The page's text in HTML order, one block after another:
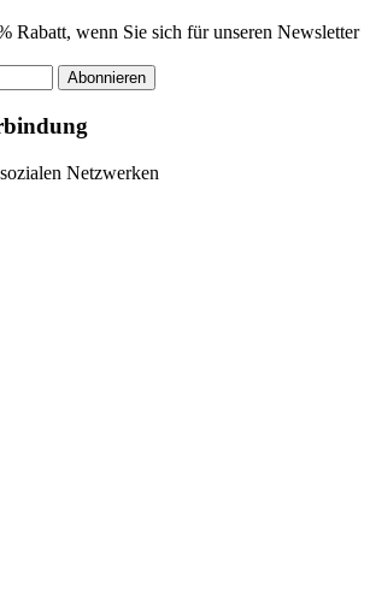
Rabatt, wenn Sie sich für unseren Newsletter
Abonnieren
Netzwerken